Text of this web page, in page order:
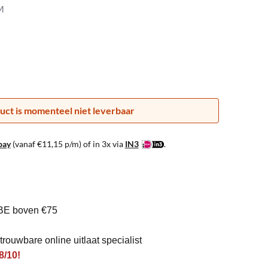
is momenteel niet leverbaar
(vanaf€11,15 p/m) of in 3x via IN3 .
boven €75
online uitlaat specialist
10!